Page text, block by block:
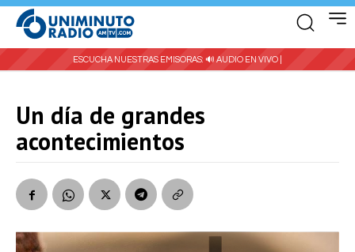
ESCUCHA NUESTRAS EMISORAS: 🔊 AUDIO EN VIVO |
Un día de grandes
acontecimientos